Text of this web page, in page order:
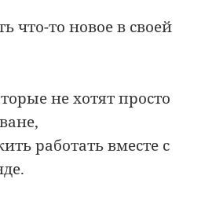
что-то новое в своей
не хотят просто
работать вместе с